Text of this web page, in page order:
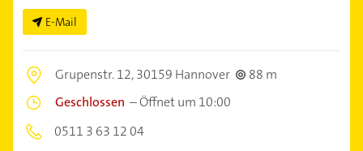
E-Mail
Grupenstr. 12,30159 Hannover
88 m
Geschlossen –Öffnet um 10:00
0511 3 63 12 04